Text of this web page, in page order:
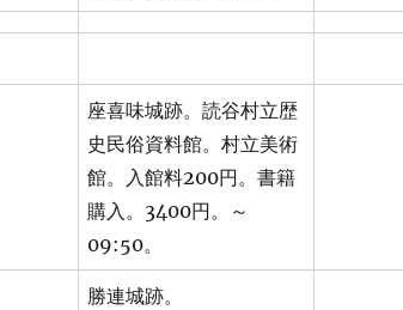
座喜味城跡。読谷村立歴
史民俗資料館。村立美術
館。入館料200円。書籍
購入。3400円。～
09:50。
勝連城跡。